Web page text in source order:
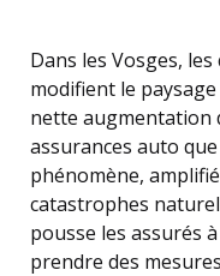
Dans les Vosges,
modifient le
nette augmentation
assurances auto
phénomène,
catastrophes
pousse les assurés
prendre des